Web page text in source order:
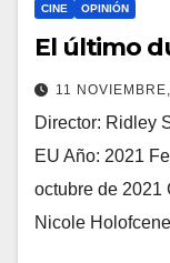
CINE OPINIÓN
El último
11
Director: Ridley
EU Año: 2021
octubre de 2021
Nicole